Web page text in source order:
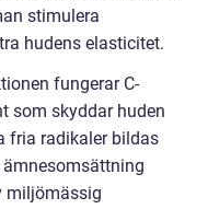
stimulera
hudens elasticitet.
fungerar C-
som skyddar huden
fria radikaler bildas
miljömässig